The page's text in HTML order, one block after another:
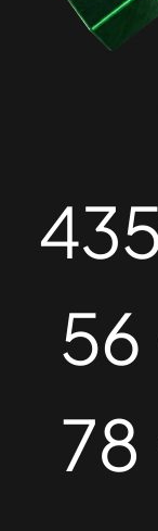
Рішення
Охорона
Фінтех
56
78